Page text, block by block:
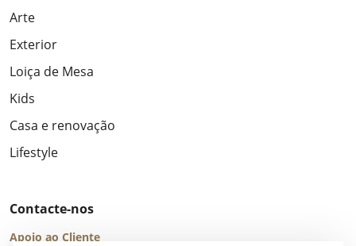
Arte
Exterior
Loiça de Mesa
Kids
Casa e renovação
Lifestyle
Contacte-nos
Apoio ao Cliente